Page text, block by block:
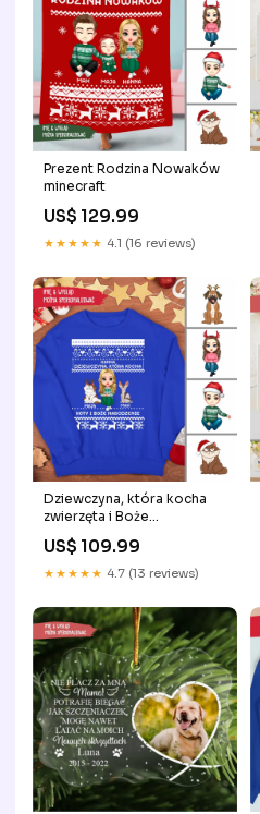
Prezent Rodzina Nowaków
minecraft
US$ 129.99
★★★★★ 4.1 (16 reviews)
Dziewczyna, która kocha
zwierzęta i Boże
US$ 109.99
★★★★★ 4.7 (13 reviews)